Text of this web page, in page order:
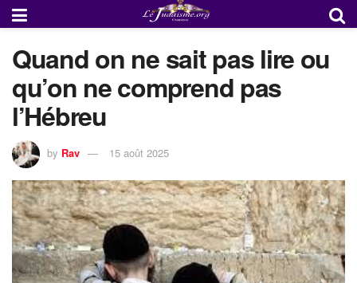
Quand on ne sait pas lire ou
qu’on ne comprend pas
l’Hébreu
by Rav 15 août 2025